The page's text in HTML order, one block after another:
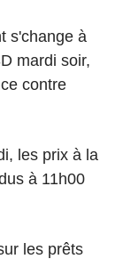
s'change à
mardi soir,
contre
les prix à la
à 11h00
les prêts